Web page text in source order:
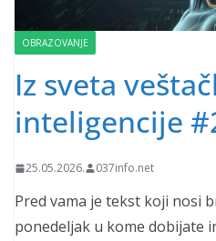
OBRAZOVANJE
Iz sveta
inteligencije
25.05.2026. 037info.net
Pred vama je tekst koji nosi
ponedeljak u kome dobijate